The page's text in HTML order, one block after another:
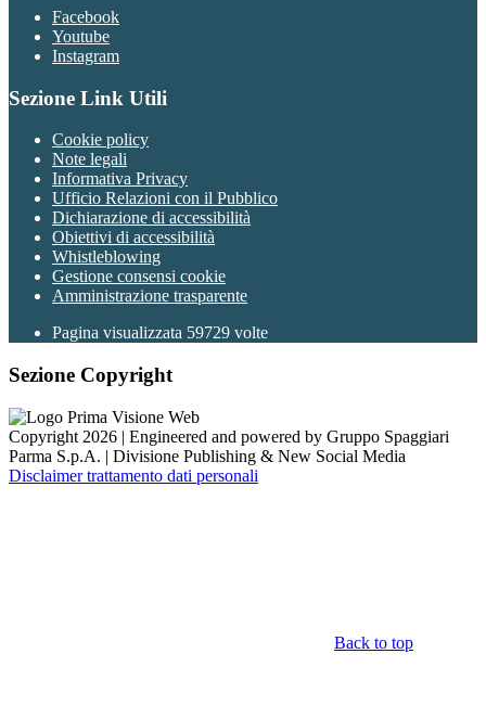
Facebook
Youtube
Instagram
Sezione Link Utili
Cookie policy
Note legali
Informativa Privacy
Ufficio Relazioni con il Pubblico
Dichiarazione di accessibilità
Obiettivi di accessibilità
Whistleblowing
Gestione consensi cookie
Amministrazione trasparente
Pagina visualizzata 59729 volte
Sezione Copyright
Copyright 2026 | Engineered and powered by Gruppo Spaggiari
Parma S.p.A. | Divisione Publishing & New Social Media
Disclaimer trattamento dati personali
Back to top